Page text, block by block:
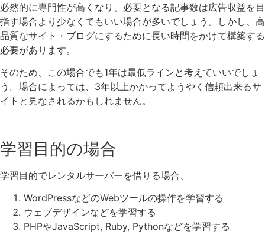
必然的に専門性が高くなり、必要となる記事数は広告収益を目
指す場合より少なくてもいい場合が多いでしょう。しかし、高
品質なサイト・ブログにするために長い時間をかけて構築する
必要があります。
そのため、この場合でも1年は最低ラインと考えていいでしょ
う。場合によっては、3年以上かかってようやく信頼出来るサ
イトと見なされるかもしれません。
学習目的の場合
学習目的でレンタルサーバーを借りる場合、
WordPressなどのWebツールの操作を学習する
ウェブデザインなどを学習する
PHPやJavaScript, Ruby, Pythonなどを学習する